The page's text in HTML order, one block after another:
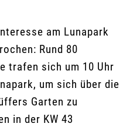
am Lunapark
Rund 80
trafen sich um 10 Uhr
um sich über die
Garten zu
in der KW 43